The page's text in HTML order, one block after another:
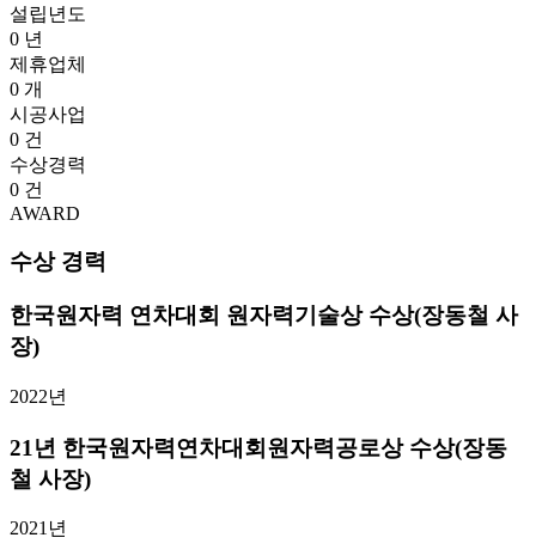
설립년도
0 년
제휴업체
0 개
시공사업
0 건
수상경력
0 건
AWARD
수상 경력
한국원자력 연차대회 원자력기술상 수상(장동철 사
장)
2022년
21년 한국원자력연차대회원자력공로상 수상(장동
철 사장)
2021년